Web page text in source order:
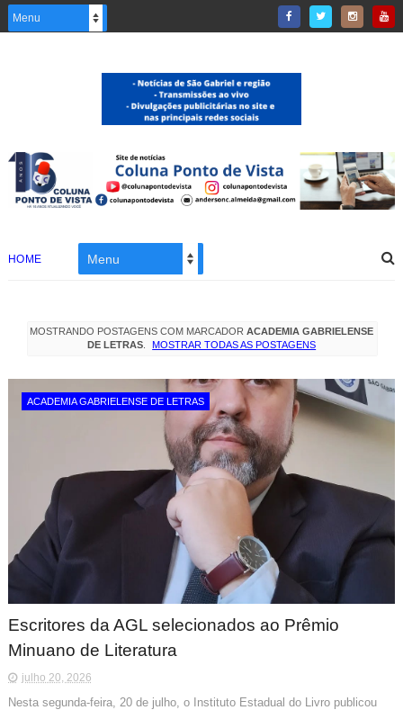
HOME
MOSTRANDO POSTAGENS COM MARCADOR ACADEMIA GABRIELENSE
DE LETRAS. MOSTRAR TODAS AS POSTAGENS
ACADEMIA GABRIELENSE DE LETRAS
Escritores da AGL selecionados ao Prêmio
Minuano de Literatura
julho 20, 2026
Nesta segunda-feira, 20 de julho, o Instituto Estadual do Livro publicou